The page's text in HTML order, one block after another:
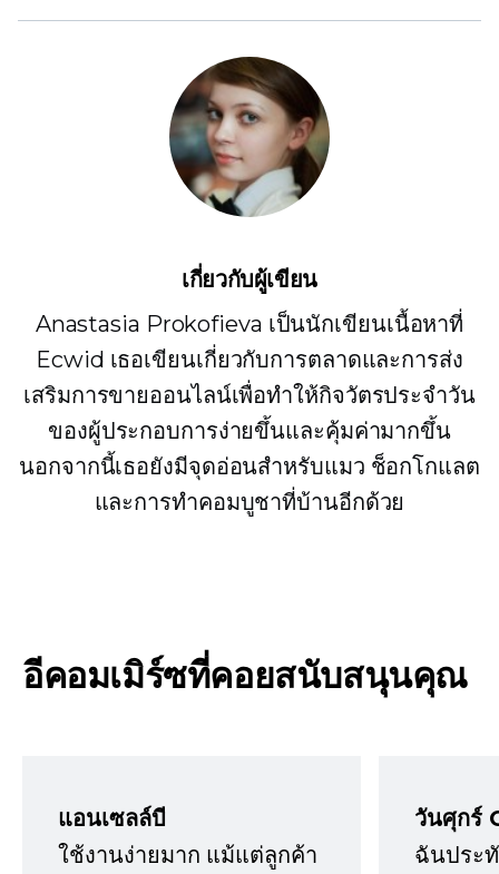
เกี่ยวกับผู้เขียน
Anastasia Prokofieva เป็นนักเขียนเนื้อหาที่
Ecwid เธอเขียนเกี่ยวกับการตลาดและการส่ง
เสริมการขายออนไลน์เพื่อทำให้กิจวัตรประจำวัน
ของผู้ประกอบการง่ายขึ้นและคุ้มค่ามากขึ้น
นอกจากนี้เธอยังมีจุดอ่อนสำหรับแมว ช็อกโกแลต
และการทำคอมบูชาที่บ้านอีกด้วย
อีคอมเมิร์ซที่คอยสนับสนุนคุณ
แอนเซลล์บี
ใช้งานง่ายมาก แม้แต่ลูกค้า
วันศุกร์
ฉันประ